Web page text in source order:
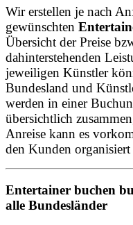
Wir erstellen je nach
gewünschten
Übersicht der Preise
dahinterstehenden
jeweiligen Künstler
Bundesland und
werden in einer
übersichtlich
Anreise kann es
den Kunden organisiert
Entertainer buchen
alle Bundesländer